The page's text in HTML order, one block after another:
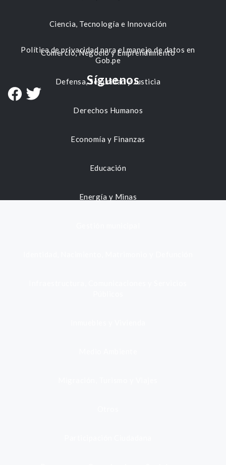
Ciencia, Tecnología e Innovación
Comercio, Negocio y Emprendimiento
Defensa, Seguridad y Justicia
Derechos Humanos
Economía y Finanzas
Educación
Energía y Minas
Política de privacidad para el manejo de datos en
Gob.pe
Síguenos